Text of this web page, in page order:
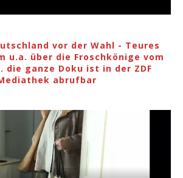
vor der Wahl - Teures
u.a. über die Froschkönige vom
die ganze Doku ist in der ZDF
abrufbar